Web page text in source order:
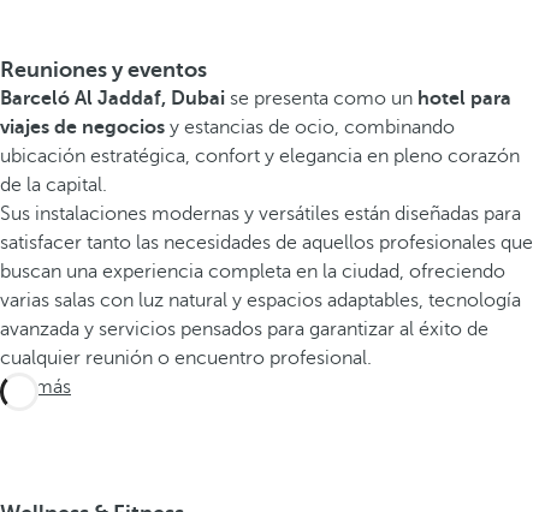
Reuniones y eventos
Barceló Al Jaddaf, Dubai se presenta como un hotel para
viajes de negocios y estancias de ocio, combinando
ubicación estratégica, confort y elegancia en pleno corazón
de la capital.
Sus instalaciones modernas y versátiles están diseñadas para
satisfacer tanto las necesidades de aquellos profesionales que
buscan una experiencia completa en la ciudad, ofreciendo
varias salas con luz natural y espacios adaptables, tecnología
avanzada y servicios pensados para garantizar al éxito de
cualquier reunión o encuentro profesional.
Ver más